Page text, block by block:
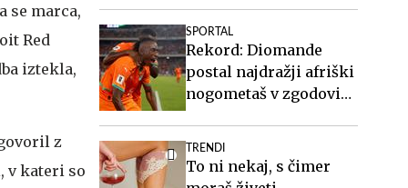
se marca,
Red
iztekla,
z
v kateri so
SPORTAL
Rekord: Diomande
postal najdražji afriški
nogometaš v zgodovini
TRENDI
To ni nekaj, s čimer